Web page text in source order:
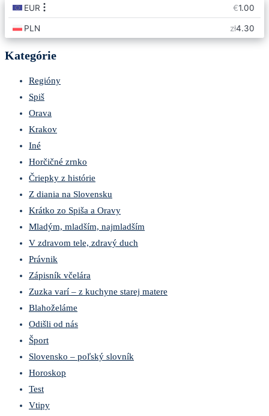
Kategórie
Regióny
Spiš
Orava
Krakov
Iné
Horčičné zrnko
Čriepky z histórie
Z diania na Slovensku
Krátko zo Spiša a Oravy
Mladým, mladším, najmladším
V zdravom tele, zdravý duch
Právnik
Zápisník včelára
Zuzka varí – z kuchyne starej matere
Blahoželáme
Odišli od nás
Šport
Slovensko – poľský slovník
Horoskop
Test
Vtipy